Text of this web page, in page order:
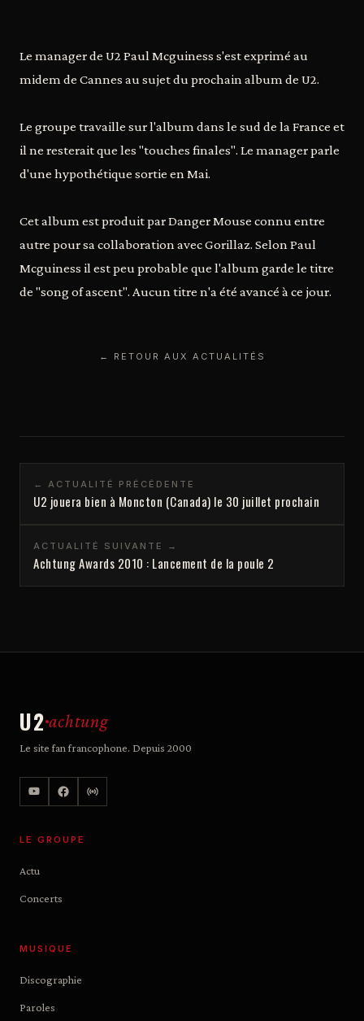
Le manager de U2 Paul Mcguiness s'est exprimé au
midem de Cannes au sujet du prochain album de U2.
Le groupe travaille sur l'album dans le sud de la France et
il ne resterait que les "touches finales". Le manager parle
d'une hypothétique sortie en Mai.
Cet album est produit par Danger Mouse connu entre
autre pour sa collaboration avec Gorillaz. Selon Paul
Mcguiness il est peu probable que l'album garde le titre
de "song of ascent". Aucun titre n'a été avancé à ce jour.
← RETOUR AUX ACTUALITÉS
← ACTUALITÉ PRÉCÉDENTE
U2 jouera bien à Moncton (Canada) le 30 juillet prochain
ACTUALITÉ SUIVANTE →
Achtung Awards 2010 : Lancement de la poule 2
U2 achtung
Le site fan francophone. Depuis 2000
LE GROUPE
Actu
Concerts
MUSIQUE
Discographie
Paroles